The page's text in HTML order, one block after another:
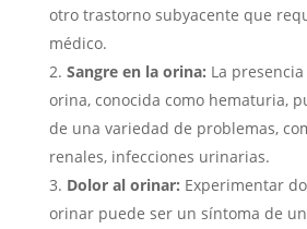
otro trastorno subyacente que
médico.
Sangre en la orina: La
orina, conocida como hematuria,
de una variedad de problemas,
renales, infecciones urinarias.
Dolor al orinar: Experimentar
orinar puede ser un síntoma de